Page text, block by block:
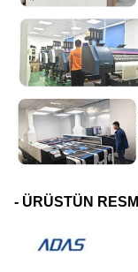
- ÜRÜSTÜN RESMİ